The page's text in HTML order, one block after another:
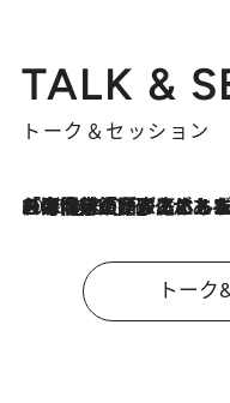
TALK &
トーク＆セッション
2026.8.3
「今後値上げがあるとすれば…」「リスクがあるのは今年の冬」エネルギー専門家が語る、ホルムズ海峡封鎖が家庭にもたらす“ある心配”
トーク